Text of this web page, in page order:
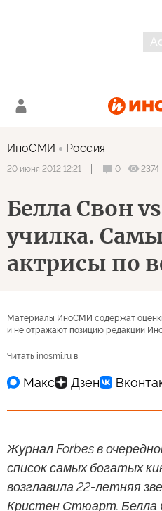
ИноСМИ Россия
20 июня 2012 12:21 0 2374
Белла Свон
училка.
актрисы по
Материалы ИноСМИ содержат
и не отражают позицию редакции
Читать inosmi.ru в
Журнал Forbes в
список самых богатых
возглавила 22-летняя
Кристен Стюарт. Белла